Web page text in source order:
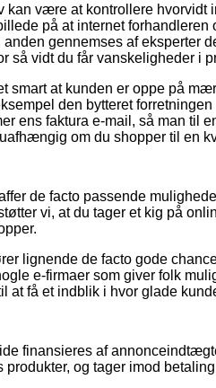
kan være at kontrollere
på at internet
anden gennemses af eksperter
så vidt du får vanskeligheder i
smart at kunden er oppe på
den bytteret
ens faktura e-mail, så man til
om du shopper til en
de facto passende
vi, at du tager et kig på
lignende de facto gode
e-firmaer som giver folk
at få et indblik i hvor glade
finansieres af
produkter, og tager imod